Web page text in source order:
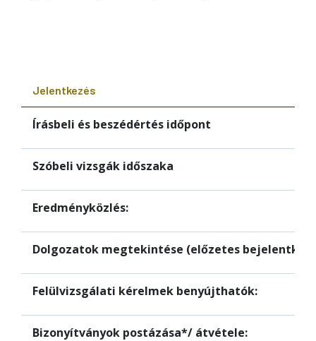
Jelentkezés
Írásbeli és beszédértés időpont
Szóbeli vizsgák időszaka
Eredményközlés:
Dolgozatok megtekintése (előzetes
Felülvizsgálati kérelmek benyújthatók:
Bizonyítványok postázása*/ átvétele: